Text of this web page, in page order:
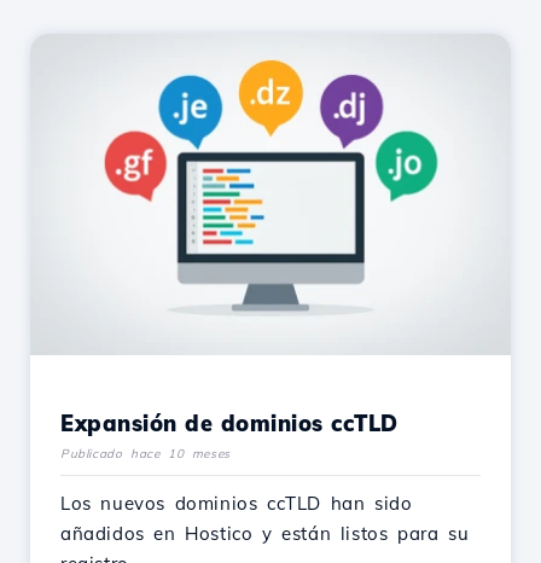
Expansión de dominios ccTLD
Publicado hace 10 meses
Los nuevos dominios ccTLD han sido
añadidos en Hostico y están listos para su